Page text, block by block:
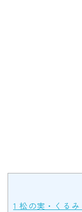
1 松の実・くる